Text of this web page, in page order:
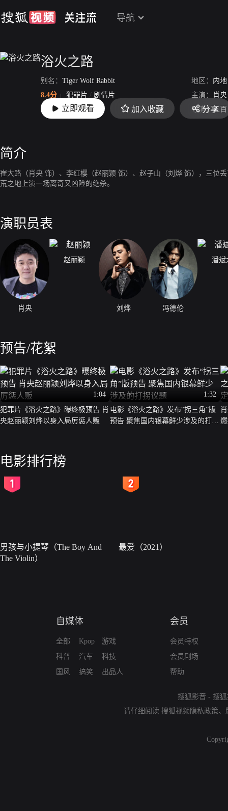
导航
浴火之路
别名： Tiger Wolf Rabbit 地区： 内地
8.4分
犯罪片 / 剧情片 主演：
肖央
上映：2024-10-01 导演：五百
立即观看 加入收藏 分享
简介
崔大路（肖央 饰）、李红樱（赵丽颖 饰）、赵子山（刘烨 饰），三位
荒之地上演一场离奇又凶险的绝杀。
演职员表
肖央
赵丽颖
刘烨 冯德伦
潘斌
预告/花絮
1:04
犯罪片《浴火之路》曝终极预告 肖
央赵丽颖刘烨以身入局厉惩人贩
1:32
电影《浴火之路》发布“拐三角”版
预告 聚焦国内银幕鲜少涉及的打拐
电影排行榜
男孩与小提琴（The Boy And
The Violin）
最爱（2021）
自媒体
全部
科普
国风
Kpop
汽车
搞笑
游戏
科技
出品人
会员
会员特权
会员剧场
帮助
搜狐影音 - 搜
请仔细阅读 搜狐视频隐私政策、